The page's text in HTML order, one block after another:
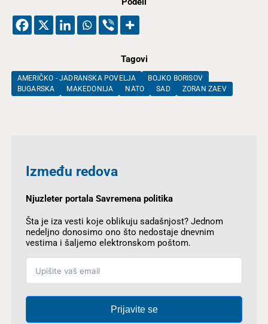
Tagovi
AMERIČKO - JADRANSKA POVELJA
BOJKO BORISOV
BUGARSKA
MAKEDONIJA NATO SAD ZORAN ZAEV
Između redova
Njuzleter portala Savremena politika
Šta je iza vesti koje oblikuju sadašnjost? Jednom
nedeljno donosimo ono što nedostaje dnevnim
vestima i šaljemo elektronskom poštom.
Prijavite se